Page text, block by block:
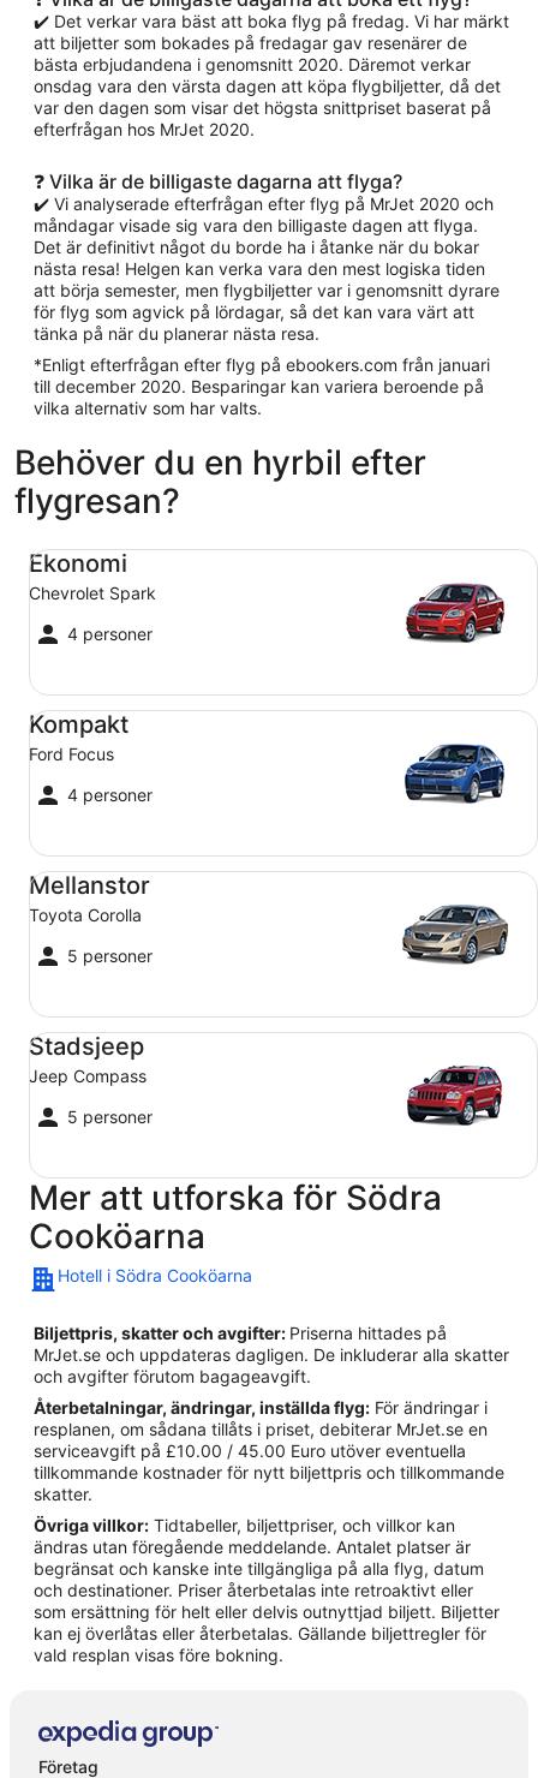
✔️ Det verkar vara bäst att boka flyg på fredag. Vi har märkt
att biljetter som bokades på fredagar gav resenärer de
bästa erbjudandena i genomsnitt 2020. Däremot verkar
onsdag vara den värsta dagen att köpa flygbiljetter, då det
var den dagen som visar det högsta snittpriset baserat på
efterfrågan hos MrJet 2020.
❓ Vilka är de billigaste dagarna att flyga?
✔️ Vi analyserade efterfrågan efter flyg på MrJet 2020 och
måndagar visade sig vara den billigaste dagen att flyga.
Det är definitivt något du borde ha i åtanke när du bokar
nästa resa! Helgen kan verka vara den mest logiska tiden
att börja semester, men flygbiljetter var i genomsnitt dyrare
för flyg som agvick på lördagar, så det kan vara värt att
tänka på när du planerar nästa resa.
*Enligt efterfrågan efter flyg på ebookers.com från januari
till december 2020. Besparingar kan variera beroende på
vilka alternativ som har valts.
Behöver du en hyrbil efter
flygresan?
Ekonomi
Chevrolet Spark
4 personer
Ekonomi Chevrolet Spark
Kompakt
Ford Focus
4 personer
Kompakt Ford Focus
Mellanstor
Toyota Corolla
5 personer
Mellanstor Toyota Corolla
Stadsjeep
Jeep Compass
5 personer
Stadsjeep Jeep Compass
Mer att utforska för Södra
Cooköarna
Hotell i Södra Cooköarna
Biljettpris, skatter och avgifter: Priserna hittades på
MrJet.se och uppdateras dagligen. De inkluderar alla skatter
och avgifter förutom bagageavgift.
Återbetalningar, ändringar, inställda flyg: För ändringar i
resplanen, om sådana tillåts i priset, debiterar MrJet.se en
serviceavgift på £10.00 / 45.00 Euro utöver eventuella
tillkommande kostnader för nytt biljettpris och tillkommande
skatter.
Övriga villkor: Tidtabeller, biljettpriser, och villkor kan
ändras utan föregående meddelande. Antalet platser är
begränsat och kanske inte tillgängliga på alla flyg, datum
och destinationer. Priser återbetalas inte retroaktivt eller
som ersättning för helt eller delvis outnyttjad biljett. Biljetter
kan ej överlåtas eller återbetalas. Gällande biljettregler för
vald resplan visas före bokning.
Företag